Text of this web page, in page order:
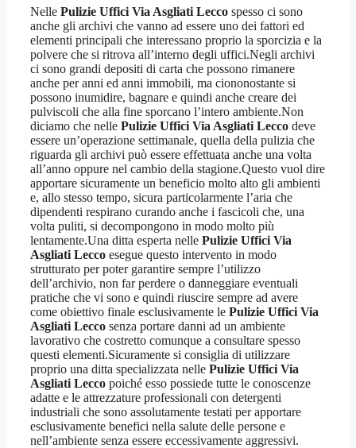
Nelle Pulizie Uffici Via Asgliati Lecco spesso ci sono
anche gli archivi che vanno ad essere uno dei fattori ed
elementi principali che interessano proprio la sporcizia e la
polvere che si ritrova all’interno degli uffici.Negli archivi
ci sono grandi depositi di carta che possono rimanere
anche per anni ed anni immobili, ma ciononostante si
possono inumidire, bagnare e quindi anche creare dei
pulviscoli che alla fine sporcano l’intero ambiente.Non
diciamo che nelle Pulizie Uffici Via Asgliati Lecco deve
essere un’operazione settimanale, quella della pulizia che
riguarda gli archivi può essere effettuata anche una volta
all’anno oppure nel cambio della stagione.Questo vuol dire
apportare sicuramente un beneficio molto alto gli ambienti
e, allo stesso tempo, sicura particolarmente l’aria che
dipendenti respirano curando anche i fascicoli che, una
volta puliti, si decompongono in modo molto più
lentamente.Una ditta esperta nelle Pulizie Uffici Via
Asgliati Lecco esegue questo intervento in modo
strutturato per poter garantire sempre l’utilizzo
dell’archivio, non far perdere o danneggiare eventuali
pratiche che vi sono e quindi riuscire sempre ad avere
come obiettivo finale esclusivamente le Pulizie Uffici Via
Asgliati Lecco senza portare danni ad un ambiente
lavorativo che costretto comunque a consultare spesso
questi elementi.Sicuramente si consiglia di utilizzare
proprio una ditta specializzata nelle Pulizie Uffici Via
Asgliati Lecco poiché esso possiede tutte le conoscenze
adatte e le attrezzature professionali con detergenti
industriali che sono assolutamente testati per apportare
esclusivamente benefici nella salute delle persone e
nell’ambiente senza essere eccessivamente aggressivi.